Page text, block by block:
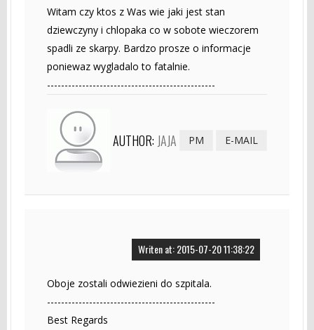
Witam czy ktos z Was wie jaki jest stan
dziewczyny i chlopaka co w sobote wieczorem
spadli ze skarpy. Bardzo prosze o informacje
poniewaz wygladalo to fatalnie.
------------------------------------------------
AUTHOR: JAJA PM E-MAIL
Writen at: 2015-07-20 11:38:22
Oboje zostali odwiezieni do szpitala.
------------------------------------------------
Best Regards